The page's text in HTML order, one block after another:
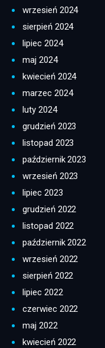
wrzesień 2024
sierpień 2024
lipiec 2024
maj 2024
kwiecień 2024
marzec 2024
luty 2024
grudzień 2023
listopad 2023
październik 2023
wrzesień 2023
lipiec 2023
grudzień 2022
listopad 2022
październik 2022
wrzesień 2022
sierpień 2022
lipiec 2022
czerwiec 2022
maj 2022
kwiecień 2022